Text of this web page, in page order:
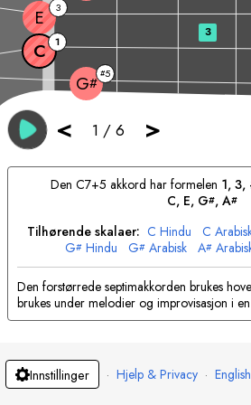
< 1 / 6 >
G#
#5
C 1
E 3
3
Den C7+5 akkord har formelen 1, 3,
C, E, G#, A#
Tilhørende skalaer: C Hindu C
G# Hindu G# Arabisk A#
Den forstørrede septimakkorden brukes
brukes under melodier og improvisasjon i
Innstillinger · Hjelp & Privacy · English